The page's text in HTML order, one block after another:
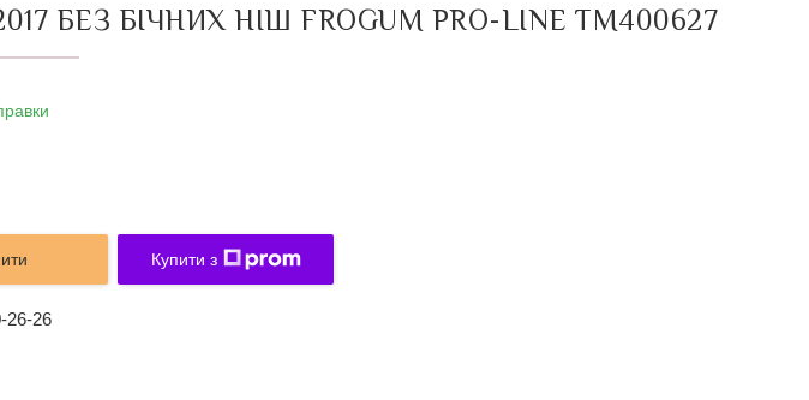
БЕЗ БІЧНИХ НІШ FROGUM PRO-LINE TM400627
Купити з
26-26